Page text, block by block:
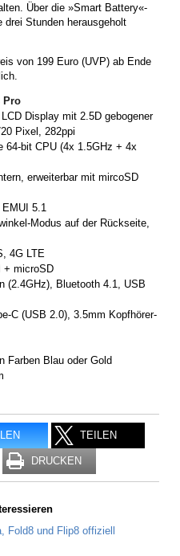
Über die »Smart Battery«-
drei Stunden herausgeholt
von 199 Euro (UVP) ab Ende
Pro
Display mit 2.5D gebogener
Pixel, 282ppi
64-bit CPU (4x 1.5GHz + 4x
erweiterbar mit mircoSD
5.1
Modus auf der Rückseite,
4G LTE
+ microSD
(2.4GHz), Bluetooth 4.1, USB
C (USB 2.0), 3.5mm Kopfhörer-
Farben Blau oder Gold
TEILEN
DRUCKEN
Fold8 und Flip8 offiziell